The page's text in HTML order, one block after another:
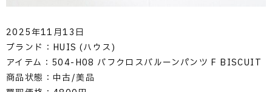
2025年11月13日
ブランド：HUIS (ハウス)
アイテム：504-H08 バフクロスバルーンパンツ F BISCUIT
商品状態：中古/美品